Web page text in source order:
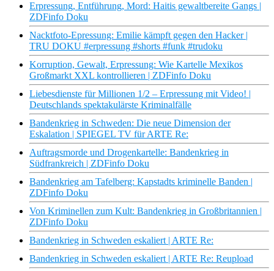
Erpressung, Entführung, Mord: Haitis gewaltbereite Gangs |
ZDFinfo Doku
Nacktfoto-Epressung: Emilie kämpft gegen den Hacker |
TRU DOKU #erpressung #shorts #funk #trudoku
Korruption, Gewalt, Erpressung: Wie Kartelle Mexikos
Großmarkt XXL kontrollieren | ZDFinfo Doku
Liebesdienste für Millionen 1/2 – Erpressung mit Video! |
Deutschlands spektakulärste Kriminalfälle
Bandenkrieg in Schweden: Die neue Dimension der
Eskalation | SPIEGEL TV für ARTE Re:
Auftragsmorde und Drogenkartelle: Bandenkrieg in
Südfrankreich | ZDFinfo Doku
Bandenkrieg am Tafelberg: Kapstadts kriminelle Banden |
ZDFinfo Doku
Von Kriminellen zum Kult: Bandenkrieg in Großbritannien |
ZDFinfo Doku
Bandenkrieg in Schweden eskaliert | ARTE Re:
Bandenkrieg in Schweden eskaliert | ARTE Re: Reupload